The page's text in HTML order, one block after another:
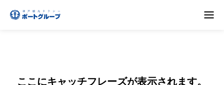
ここにキャッチフレーズが表示されます。